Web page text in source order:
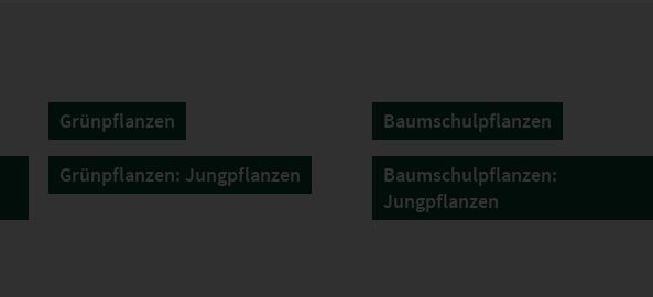
Grünpflanzen
Grünpflanzen: Jungpflanzen
Baumschulpflanzen
Baumschulpflanzen:
Jungpflanzen